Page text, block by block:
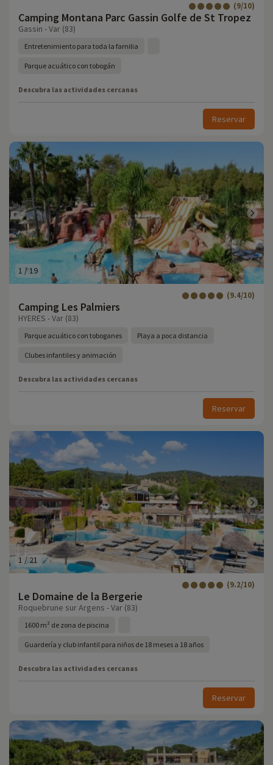
Camping Montana Parc Gassin Golfe de St Tropez
(9/10)
Gassin - Var (83)
Entretenimiento para toda la familia
Parque acuático con tobogán
Descubra las actividades cercanas
Reservar
1 /19
Camping Les Palmiers
(9.4/10)
HYERES - Var (83)
Parque acuático con toboganes Playa a poca distancia
Clubes infantiles y animación
Descubra las actividades cercanas
Reservar
1 /21
Le Domaine de la Bergerie
(9.2/10)
Roquebrune sur Argens - Var (83)
1600 m² de zona de piscina
Guardería y club infantil para niños de 18 meses a 18 años
Descubra las actividades cercanas
Reservar